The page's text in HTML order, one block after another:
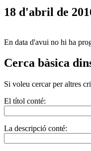
18 d'abril de
En data d'avui no hi ha
Cerca bàsica
Si voleu cercar per altres
El títol conté:
La descripció conté: